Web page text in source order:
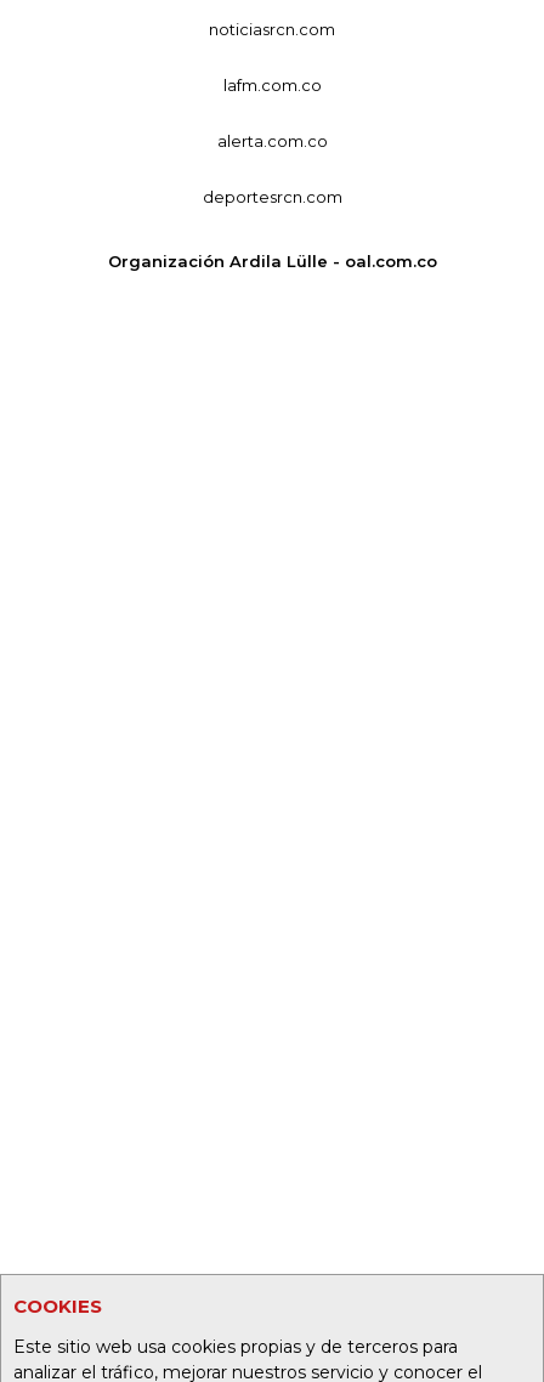
COOKIES
Este sitio web usa cookies propias y de terceros para
analizar el tráfico, mejorar nuestros servicio y conocer el
noticiasrcn.com
lafm.com.co
alerta.com.co
deportesrcn.com
Organización Ardila Lülle - oal.com.co